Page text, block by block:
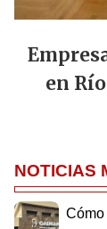
en
NOTICIAS
Cómo